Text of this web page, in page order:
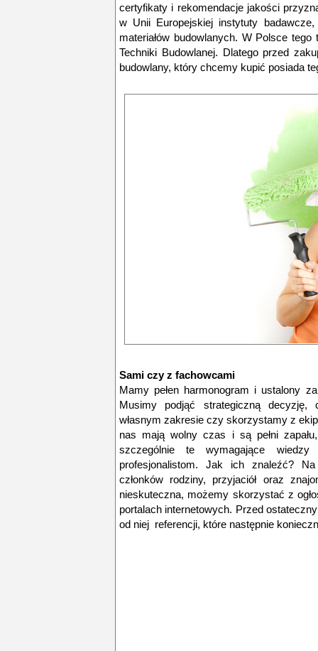
certyfikaty i rekomendacje jakości
w Unii Europejskiej instytuty
materiałów budowlanych. W Polsce
Techniki Budowlanej. Dlatego przed
budowlany, który chcemy kupić posiada
Sami czy z fachowcami
Mamy pełen harmonogram i ustalony
Musimy podjąć strategiczną decyzję,
własnym zakresie czy skorzystamy z
nas mają wolny czas i są pełni
szczególnie te wymagające wiedzy
profesjonalistom. Jak ich znaleźć?
członków rodziny, przyjaciół oraz
nieskuteczna, możemy skorzystać z
portalach internetowych. Przed
od niej referencji, które następnie